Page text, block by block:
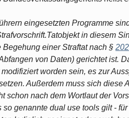
eingesetzten Programme
in diesem
einer Straftat nach §
von Daten) gerichtet ist.
worden sein, es zur
Außerdem muss sich diese
schon nach dem Wortlaut der
so genannte dual use tools gilt -